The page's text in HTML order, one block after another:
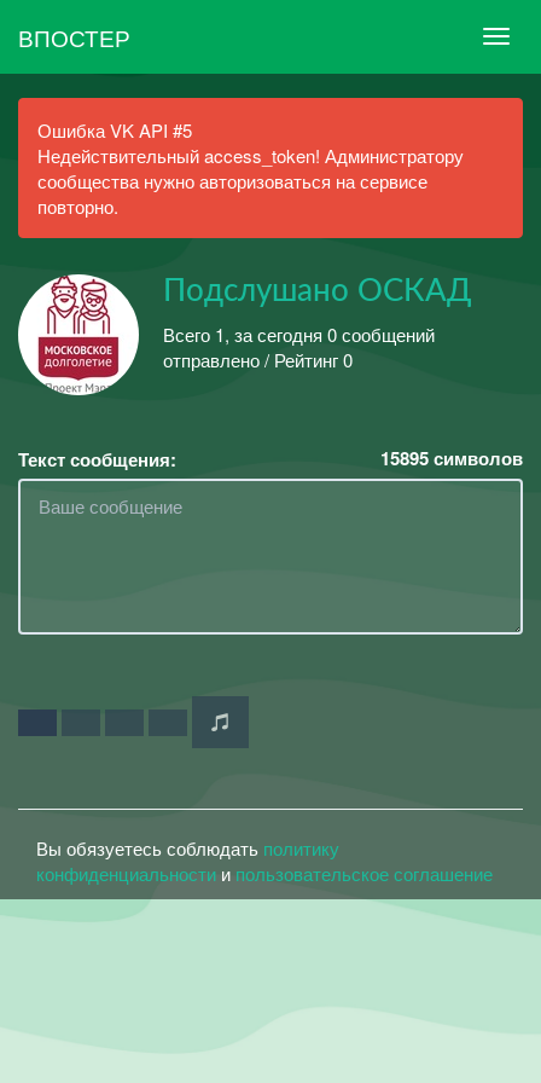
ВПОСТЕР
Ошибка VK API #5
Недействительный access_token! Администратору
сообщества нужно авторизоваться на сервисе
повторно.
Подслушано ОСКАД
Всего 1, за сегодня 0 сообщений
отправлено / Рейтинг 0
Текст сообщения: 15895символов
Вы обязуетесь соблюдать политику
конфиденциальности и пользовательское соглашение